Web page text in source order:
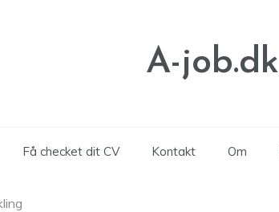
A-job.dk
Få checket dit CV Kontakt Om